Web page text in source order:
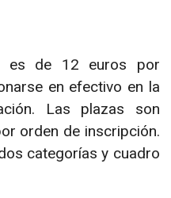
es de 12 euros por
en efectivo en la
Las plazas son
orden de inscripción.
categorías y cuadro